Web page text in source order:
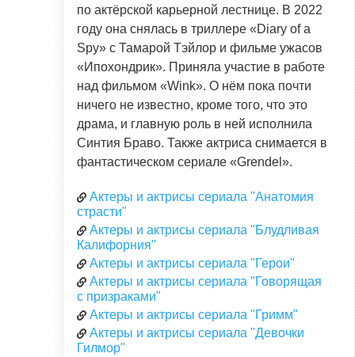
по актёрской карьерной лестнице. В 2022
году она снялась в триллере «Diary of a
Spy» с Тамарой Тэйлор и фильме ужасов
«Ипохондрик». Приняла участие в работе
над фильмом «Wink». О нём пока почти
ничего не известно, кроме того, что это
драма, и главную роль в ней исполнила
Синтия Браво. Также актриса снимается в
фантастическом сериале «Grendel».
Актеры и актрисы сериала "Анатомия
страсти"
Актеры и актрисы сериала "Блудливая
Калифорния"
Актеры и актрисы сериала "Герои"
Актеры и актрисы сериала "Говорящая
с призраками"
Актеры и актрисы сериала "Гримм"
Актеры и актрисы сериала "Девочки
Гилмор"